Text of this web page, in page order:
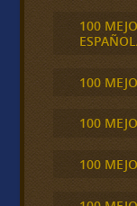
100
100
100
100